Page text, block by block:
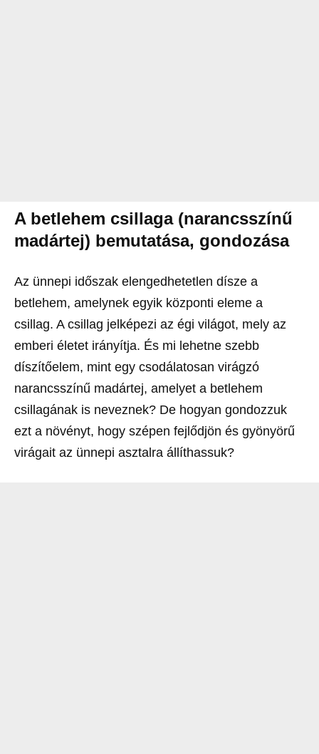
A betlehem csillaga (narancsszínű
madártej) bemutatása, gondozása
Az ünnepi időszak elengedhetetlen dísze a
betlehem, amelynek egyik központi eleme a
csillag. A csillag jelképezi az égi világot, mely az
emberi életet irányítja. És mi lehetne szebb
díszítőelem, mint egy csodálatosan virágzó
narancsszínű madártej, amelyet a betlehem
csillagának is neveznek? De hogyan gondozzuk
ezt a növényt, hogy szépen fejlődjön és gyönyörű
virágait az ünnepi asztalra állíthassuk?